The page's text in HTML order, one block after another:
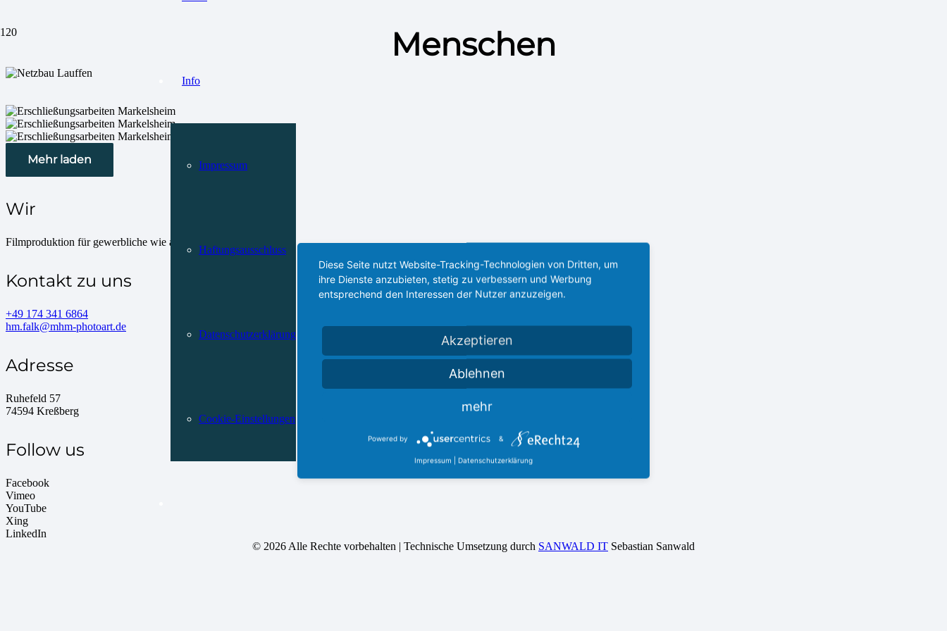
Info
Impressum
Haftungsausschluss
Datenschutzerklärung
Cookie-Einstellungen
Menschen
Mehr laden
Wir
Filmproduktion für gewerbliche wie auch private Kunden
Kontakt zu uns
+49 174 341 6864
hm.falk@mhm-photoart.de
Adresse
Ruhefeld 57
74594 Kreßberg
Follow us
Facebook
Vimeo
YouTube
Xing
LinkedIn
© 2026 Alle Rechte vorbehalten | Technische Umsetzung durch SANWALD IT Sebastian Sanwald
Diese Seite nutzt Website-Tracking-Technologien von Dritten, um
ihre Dienste anzubieten, stetig zu verbessern und Werbung
entsprechend den Interessen der Nutzer anzuzeigen.
Akzeptieren
Ablehnen
mehr
Powered by &
Impressum Datenschutzerklärung